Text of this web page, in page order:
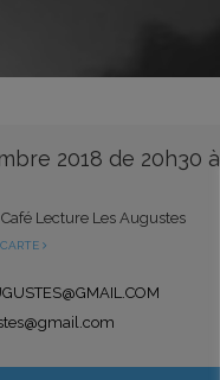
2018 de 20h30 à
Lecture Les Augustes